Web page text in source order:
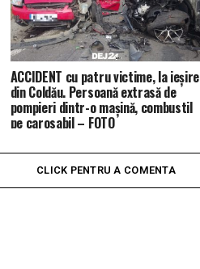
ACCIDENT cu patru victime, la ieșire
din Coldău. Persoană extrasă de
pompieri dintr-o mașină, combustil
pe carosabil – FOTO
CLICK PENTRU A COMENTA